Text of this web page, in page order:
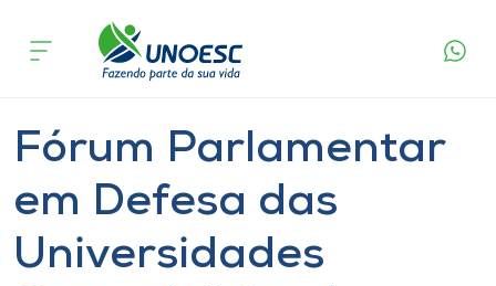
Cursos
Atendimento ao Estudante
acontece
Alesc na Unoesc Joaçaba
Geral
Fórum Parlamentar
em Defesa das
Universidades